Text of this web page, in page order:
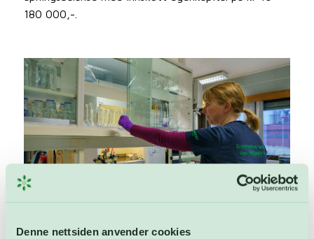
Denne nettsiden anvender cookies
180 000,-.